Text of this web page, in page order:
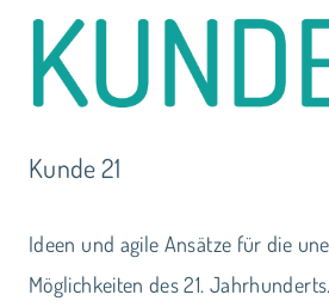
Kunde 21
Ideen und agile Ansätze für die
Möglichkeiten des 21. Jahrhunderts.